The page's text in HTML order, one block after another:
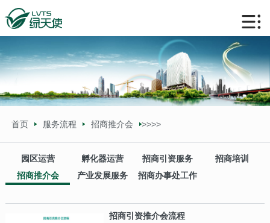
园区运营 孵化器运营 招商引资服务
招商培训
招商推介会
产业发展服务 招商办事处工作
首页 >>
服务流程 >>
招商推介会
招商引资推介会流程